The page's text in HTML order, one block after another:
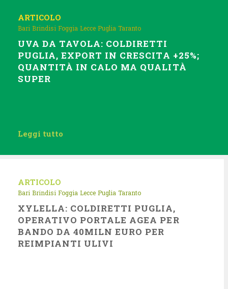
ARTICOLO
Bari Brindisi Foggia Lecce Puglia Taranto
UVA DA TAVOLA: COLDIRETTI
PUGLIA, EXPORT IN CRESCITA +25%;
QUANTITÀ IN CALO MA QUALITÀ
SUPER
Leggi tutto
ARTICOLO
Bari Brindisi Foggia Lecce Puglia Taranto
XYLELLA: COLDIRETTI PUGLIA,
OPERATIVO PORTALE AGEA PER
BANDO DA 40MILN EURO PER
REIMPIANTI ULIVI